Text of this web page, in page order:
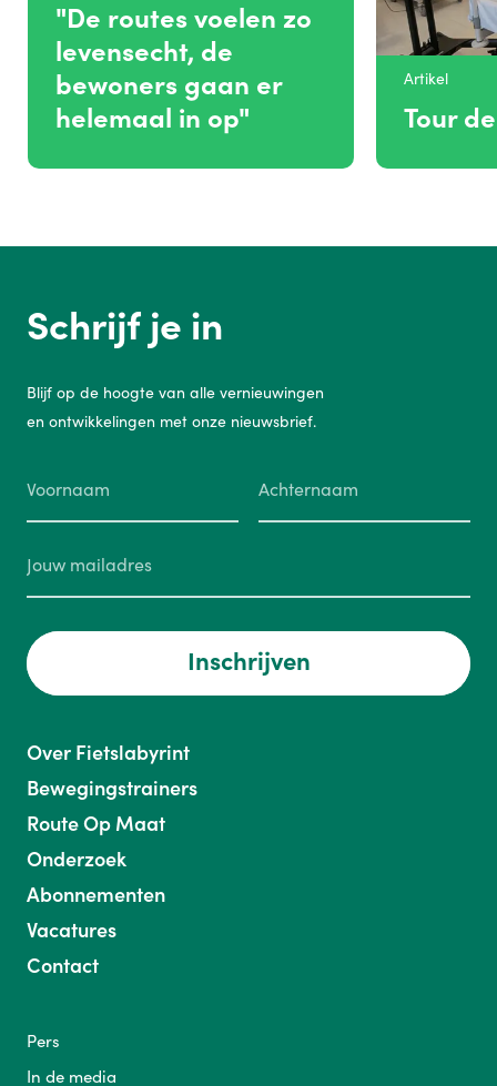
"De routes voelen zo
levensecht, de
bewoners gaan er
helemaal in op"
Artikel
Tour
Schrijf je in
Blijf op de hoogte van alle vernieuwingen
en ontwikkelingen met onze nieuwsbrief.
Inschrijven
Over Fietslabyrint
Bewegingstrainers
Route Op Maat
Onderzoek
Abonnementen
Vacatures
Contact
Pers
In de media